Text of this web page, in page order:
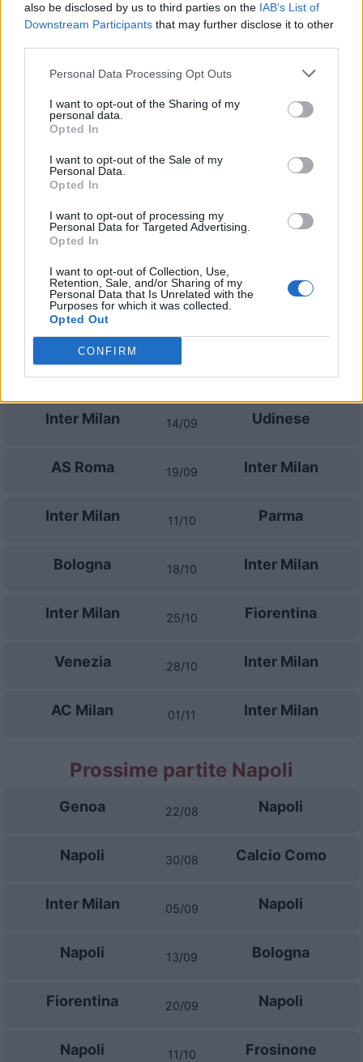
also be disclosed by us to third parties on the IAB’s List of
Downstream Participants that may further disclose it to other
Personal Data Processing Opt Outs
I want to opt-out of the Sharing of my
personal data.
Opted In
I want to opt-out of the Sale of my
Personal Data.
Opted In
I want to opt-out of processing my
Personal Data for Targeted Advertising.
Opted In
I want to opt-out of Collection, Use,
Retention, Sale, and/or Sharing of my
Personal Data that Is Unrelated with the
Purposes for which it was collected.
Opted Out
CONFIRM
Napoli
Napoli Inter Milan
2023 Inter Milan
2022 Napoli
Prossime partite Inter Milan
Inter Milan 22/08
Cagliari
Inter Milan 05/09
Inter Milan 14/09 Udinese
AS Roma 19/09 Inter Milan
Inter Milan 11/10 Parma
Bologna 18/10 Inter Milan
Inter Milan 25/10 Fiorentina
Venezia 28/10 Inter Milan
AC Milan 01/11 Inter Milan
Prossime partite Napoli
Genoa 22/08 Napoli
Napoli 30/08 Calcio Como
Inter Milan 05/09 Napoli
Napoli 13/09 Bologna
Fiorentina 20/09 Napoli
Napoli 11/10 Frosinone